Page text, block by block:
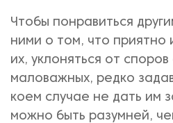
Чтобы понравиться
ними о том, что приятно
их, уклоняться от
маловажных, редко
коем случае не дать им
можно быть разумней,